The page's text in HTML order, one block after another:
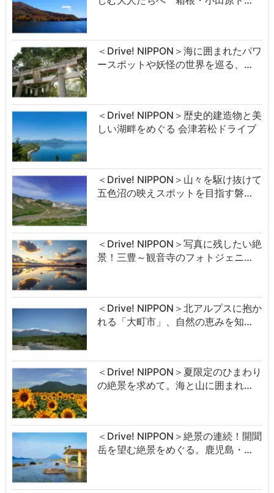
＜Drive! NIPPON＞海に囲まれたパワ
ースポットや妖怪の世界を巡る、…
＜Drive! NIPPON＞歴史的建造物と美
しい湖畔をめぐる 会津若松ドライブ
＜Drive! NIPPON＞山々を駆け抜けて
五色沼の映えスポットを目指す磐…
＜Drive! NIPPON＞写真に残したい絶
景！三豊～観音寺のフォトジェニ…
＜Drive! NIPPON＞北アルプスに抱か
れる「大町市」、自然の恵みを知…
＜Drive! NIPPON＞夏限定のひまわり
の絶景を求めて。海と山に囲まれ…
＜Drive! NIPPON＞絶景の連続！開聞
岳を望む絶景をめぐる。鹿児島・…